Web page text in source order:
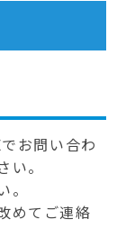
お問い合わ
。
めてご連絡